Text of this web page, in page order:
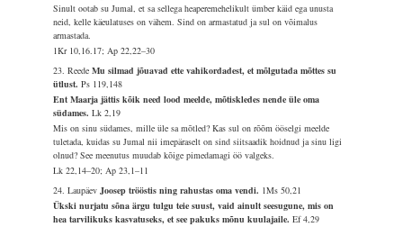
Sinult ootab su Jumal, et sa sellega heaperemehelikult ümber käid ega unusta
neid, kelle käeulatuses on vähem. Sind on armastatud ja sul on võimalus
armastada.
1Kr 10,16.17; Ap 22,22–30
23. ReedeMu silmad jõuavad ette vahikordadest, et mõlgutada mõttes su
ütlust.Ps 119,148
Ent Maarja jättis kõik need lood meelde, mõtiskledes nende üle oma
südames.Lk 2,19
Mis on sinu südames, mille üle sa mõtled? Kas sul on rõõm ööselgi meelde
tuletada, kuidas su Jumal nii imepäraselt on sind siitsaadik hoidnud ja sinu ligi
olnud? See meenutus muudab kõige pimedamagi öö valgeks.
Lk 22,14–20; Ap 23,1–11
24. LaupäevJoosep trööstis ning rahustas oma vendi. 1Ms 50,21
Ükski nurjatu sõna ärgu tulgu teie suust, vaid ainult seesugune, mis on
hea tarvilikuks kasvatuseks, et see pakuks mõnu kuulajaile.Ef 4,29